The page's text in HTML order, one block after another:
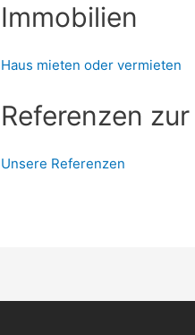
Immobilien
Haus mieten oder vermieten
Referenzen
Unsere Referenzen